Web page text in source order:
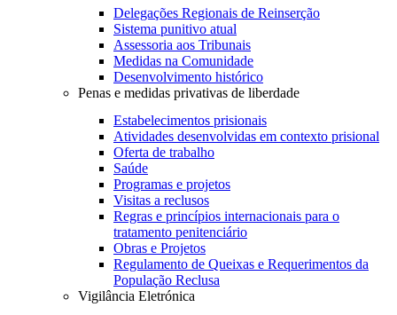
Delegações Regionais de Reinserção
Sistema punitivo atual
Assessoria aos Tribunais
Medidas na Comunidade
Desenvolvimento histórico
Penas e medidas privativas de liberdade
Estabelecimentos prisionais
Atividades desenvolvidas em contexto prisional
Oferta de trabalho
Saúde
Programas e projetos
Visitas a reclusos
Regras e princípios internacionais para o
tratamento penitenciário
Obras e Projetos
Regulamento de Queixas e Requerimentos da
População Reclusa
Vigilância Eletrónica